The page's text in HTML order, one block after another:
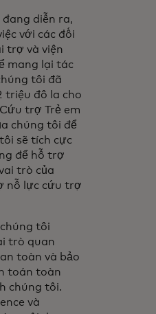
diễn ra,
với các đối
trợ và viện
mang lại tác
tôi đã
triệu đô la cho
trợ Trẻ em
chúng tôi để
sẽ tích cực
để hỗ trợ
trò của
nỗ lực cứu trợ
tôi
trò quan
toàn và bảo
toán toàn
chúng tôi.
và